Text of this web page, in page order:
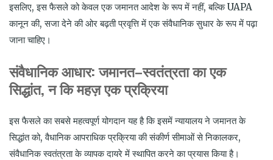
इसलिए, इस फैसले को केवल एक जमानत आदेश के रूप में नहीं, बल्कि UAPA
कानून की, सजा देने की ओर बढ़ती प्रवृत्ति में एक संवैधानिक सुधार के रूप में पढ़ा
जाना चाहिए।
संवैधानिक आधार:जमानत–स्वतंत्रता का एक
सिद्धांत,न कि महज़ एक प्रक्रिया
इस फैसले का सबसे महत्वपूर्ण योगदान यह है कि इसमें न्यायालय ने जमानत के
सिद्धांत को, वैधानिक आपराधिक प्रक्रिया की संकीर्ण सीमाओं से निकालकर,
संवैधानिक स्वतंत्रता के व्यापक दायरे में स्थापित करने का प्रयास किया है।